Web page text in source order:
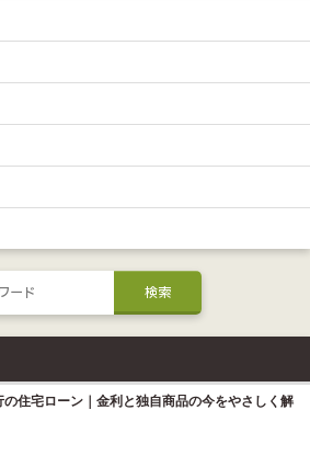
の住宅ローン｜金利と独自商品の今をやさしく解